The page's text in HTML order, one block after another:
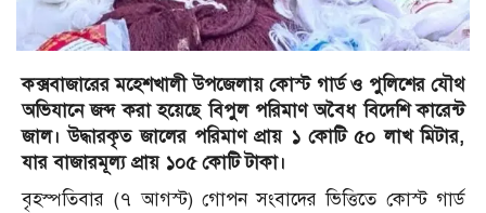
কক্সবাজারের মহেশখালী উপজেলায় কোস্ট গার্ড ও পুলিশের যৌথ
অভিযানে জব্দ করা হয়েছে বিপুল পরিমাণ অবৈধ বিদেশি কারেন্ট
জাল। উদ্ধারকৃত জালের পরিমাণ প্রায় ১ কোটি ৫০ লাখ মিটার,
যার বাজারমূল্য প্রায় ১০৫ কোটি টাকা।
বৃহস্পতিবার (৭ আগস্ট) গোপন সংবাদের ভিত্তিতে কোস্ট গার্ড